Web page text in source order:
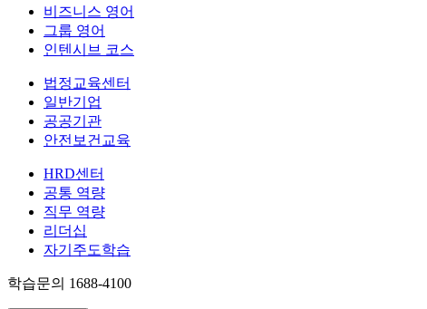
비즈니스 영어
그룹 영어
인텐시브 코스
법정교육센터
일반기업
공공기관
안전보건교육
HRD센터
공통 역량
직무 역량
리더십
자기주도학습
학습문의 1688-4100